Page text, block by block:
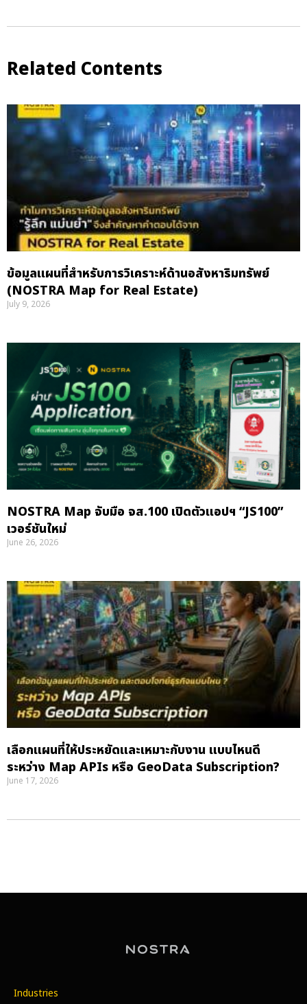
Related Contents
ข้อมูลแผนที่สำหรับการวิเคราะห์ด้านอสังหาริมทรัพย์
(NOSTRA Map for Real Estate)
July 9, 2026
NOSTRA Map จับมือ จส.100 เปิดตัวแอปฯ “JS100”
เวอร์ชันใหม่
June 26, 2026
เลือกแผนที่ให้ประหยัดและเหมาะกับงาน แบบไหนดี
ระหว่าง Map APIs หรือ GeoData Subscription?
June 17, 2026
Industries